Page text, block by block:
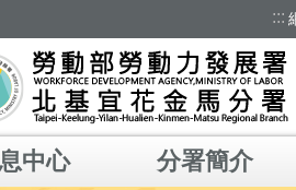
:::
中心 分署簡介